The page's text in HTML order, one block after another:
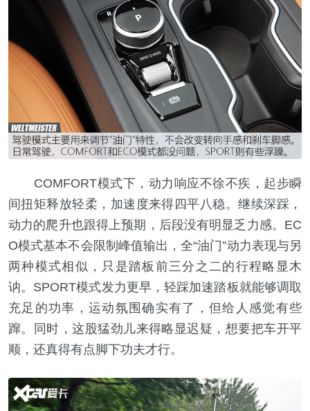
COMFORT模式下，动力响应不徐不疾，起步瞬
间扭矩释放轻柔，加速度来得四平八稳。继续深踩，
动力的爬升也跟得上预期，后段没有明显乏力感。EC
O模式基本不会限制峰值输出，全“油门”动力表现与另
两种模式相似，只是踏板前三分之二的行程略显木
讷。SPORT模式发力更早，轻踩加速踏板就能够调取
充足的功率，运动氛围确实有了，但给人感觉有些
蹿。同时，这股猛劲儿来得略显迟疑，想要把车开平
顺，还真得有点脚下功夫才行。